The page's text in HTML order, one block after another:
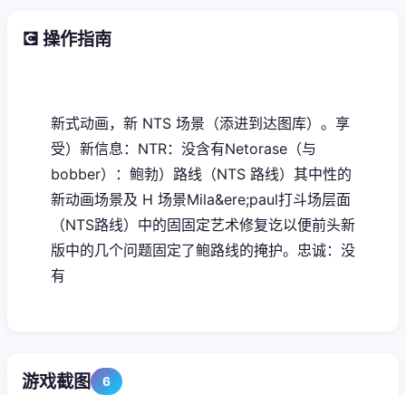
💽 操作指南
新式动画，新 NTS 场景（添进到达图库）。享
受）新信息：NTR：没含有Netorase（与
bobber）：鲍勃）路线（NTS 路线）其中性的
新动画场景及 H 场景Mila&ere;paul打斗场层面
（NTS路线）中的固固定艺术修复讫以便前头新
版中的几个问题固定了鲍路线的掩护。忠诚：没
有
游戏截图 6